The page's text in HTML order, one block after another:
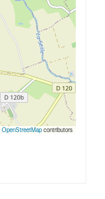
OpenStreetMap contributors